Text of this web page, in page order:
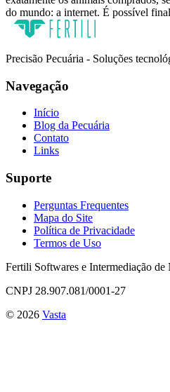
do mundo: a internet. É possível
Precisão Pecuária - Soluções
Navegação
Início
Blog da Pecuária
Contato
Links
Suporte
Perguntas Frequentes
Mapa do Site
Política de Privacidade
Termos de Uso
Fertili Softwares e Intermediação
CNPJ 28.907.081/0001-27
© 2026 Vasta